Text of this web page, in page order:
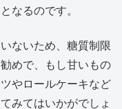
なるのです。
ないため、糖質制限
めで、もし甘いもの
やロールケーキなど
みてはいかがでしょ